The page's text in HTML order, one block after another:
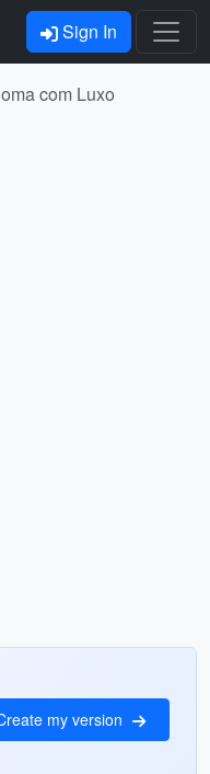
Sign In
com Luxo
my version